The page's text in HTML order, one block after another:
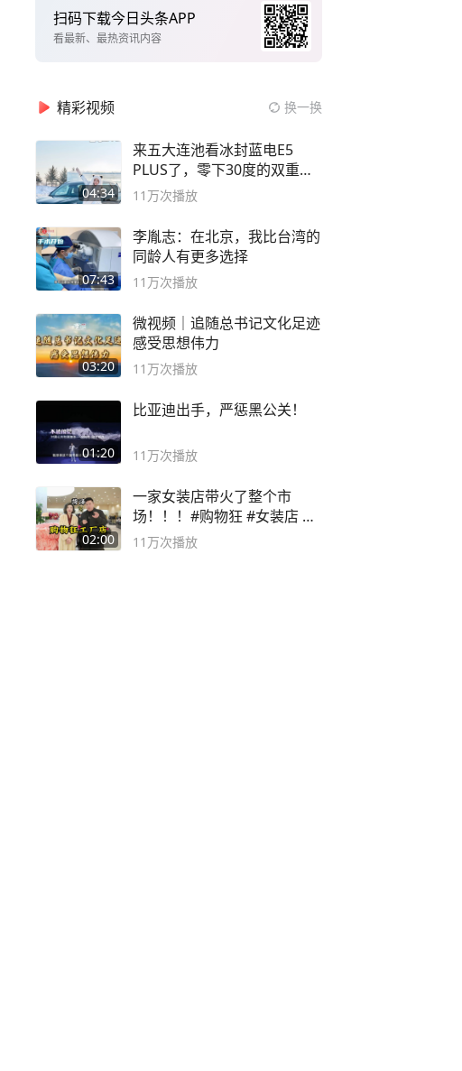
扫码下载今日头条APP
看最新、最热资讯内容
精彩视频 换一换
04:34
来五大连池看冰封蓝电E5
PLUS了，零下30度的双重冰
封40小时全录
11万次播放
07:43
李胤志：在北京，我比台湾的
同龄人有更多选择
11万次播放
03:20
微视频｜追随总书记文化足迹
感受思想伟力
11万次播放
01:20
比亚迪出手，严惩黑公关！
11万次播放
02:00
一家女装店带火了整个市
场！！！#购物狂 #女装店 #
高品质女装
11万次播放